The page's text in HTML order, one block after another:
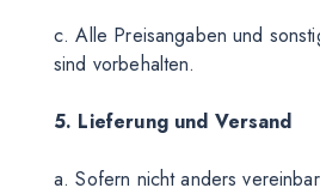
c. Alle Preisangaben und
sind vorbehalten.
5. Lieferung und Versand
a. Sofern nicht anders